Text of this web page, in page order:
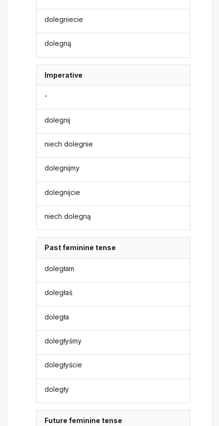
dolegniecie
dolegną
Imperative
-
dolegnij
niech dolegnie
dolegnijmy
dolegnijcie
niech dolegną
Past feminine tense
doległam
doległaś
doległa
doległyśmy
doległyście
doległy
Future feminine tense